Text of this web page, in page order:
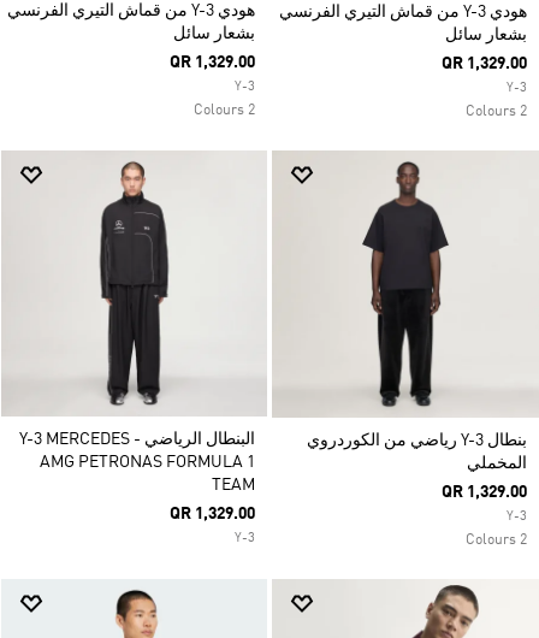
هودي Y-3 من قماش التيري الفرنسي
بشعار سائل
QR 1,329.00
Y-3
2 Colours
هودي Y-3 من قماش التيري الفرنسي
بشعار سائل
QR 1,329.00
Y-3
2 Colours
بنطال Y-3 رياضي من الكوردروي
المخملي
QR 1,329.00
Y-3
2 Colours
البنطال الرياضي Y-3 MERCEDES -
AMG PETRONAS FORMULA 1
TEAM
QR 1,329.00
Y-3